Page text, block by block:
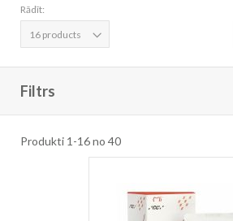
Rādīt:
Filtrs
Produkti 1 -16no 40